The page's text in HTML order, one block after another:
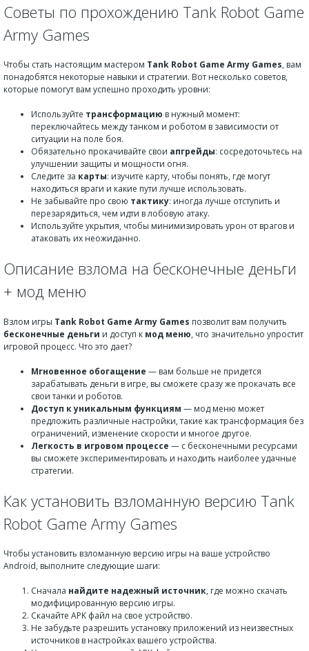
Советы по прохождению Tank Robot Game
Army Games
Чтобы стать настоящим мастером Tank Robot Game Army Games, вам
понадобятся некоторые навыки и стратегии. Вот несколько советов,
которые помогут вам успешно проходить уровни:
Используйте трансформацию в нужный момент:
переключайтесь между танком и роботом в зависимости от
ситуации на поле боя.
Обязательно прокачивайте свои апгрейды: сосредоточьтесь на
улучшении защиты и мощности огня.
Следите за карты: изучите карту, чтобы понять, где могут
находиться враги и какие пути лучше использовать.
Не забывайте про свою тактику: иногда лучше отступить и
перезарядиться, чем идти в лобовую атаку.
Используйте укрытия, чтобы минимизировать урон от врагов и
атаковать их неожиданно.
Описание взлома на бесконечные деньги
+ мод меню
Взлом игры Tank Robot Game Army Games позволит вам получить
бесконечные деньги и доступ к мод меню, что значительно упростит
игровой процесс. Что это дает?
Мгновенное обогащение — вам больше не придется
зарабатывать деньги в игре, вы сможете сразу же прокачать все
свои танки и роботов.
Доступ к уникальным функциям — мод меню может
предложить различные настройки, такие как трансформация без
ограничений, изменение скорости и многое другое.
Легкость в игровом процессе — с бесконечными ресурсами
вы сможете экспериментировать и находить наиболее удачные
стратегии.
Как установить взломанную версию Tank
Robot Game Army Games
Чтобы установить взломанную версию игры на ваше устройство
Android, выполните следующие шаги:
Сначала найдите надежный источник, где можно скачать
модифицированную версию игры.
Скачайте APK файл на свое устройство.
Не забудьте разрешить установку приложений из неизвестных
источников в настройках вашего устройства.